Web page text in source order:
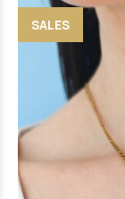
SALES